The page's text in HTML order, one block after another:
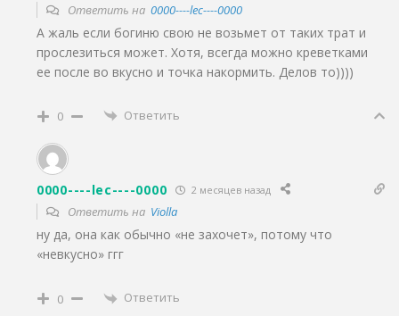
Ответить на 0000----lec----0000
А жаль если богиню свою не возьмет от таких трат и
прослезиться может. Хотя, всегда можно креветками
ее после во вкусно и точка накормить. Делов то))))
0 Ответить
0000----lec----0000 2 месяцев назад
Ответить на Violla
ну да, она как обычно «не захочет», потому что
«невкусно» ггг
0 Ответить